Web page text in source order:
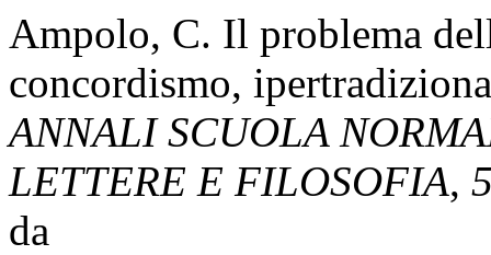
Ampolo, C. Il problema
concordismo,
ANNALI SCUOLA
LETTERE E FILOSOFIA,
da